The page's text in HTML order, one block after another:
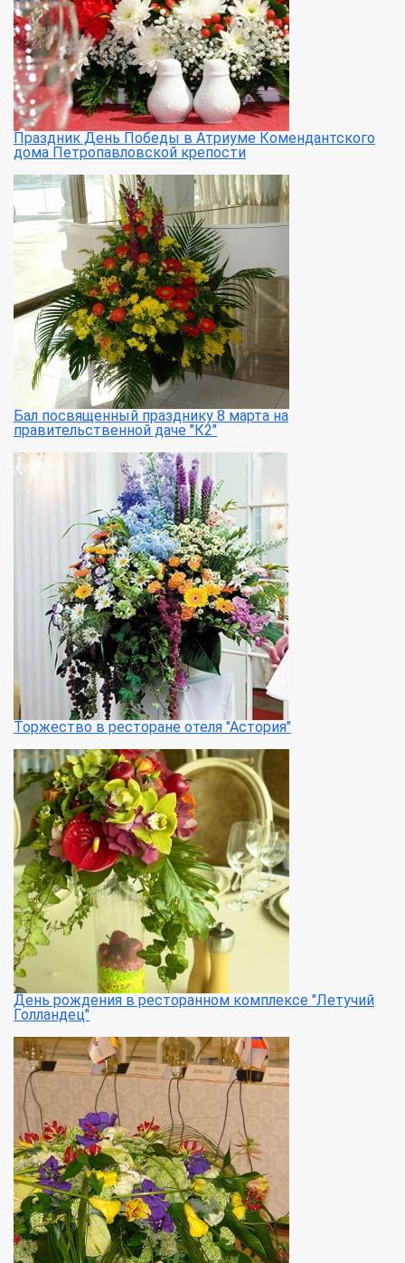
Праздник День Победы в Атриуме Комендантского
дома Петропавловской крепости
Бал посвященный празднику 8 марта на
правительственной даче "К2"
Торжество в ресторане отеля "Астория"
День рождения в ресторанном комплексе "Летучий
Голландец"